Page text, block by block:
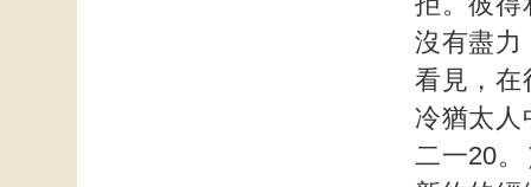
沒有盡力
看見，在
冷猶太人
二一20